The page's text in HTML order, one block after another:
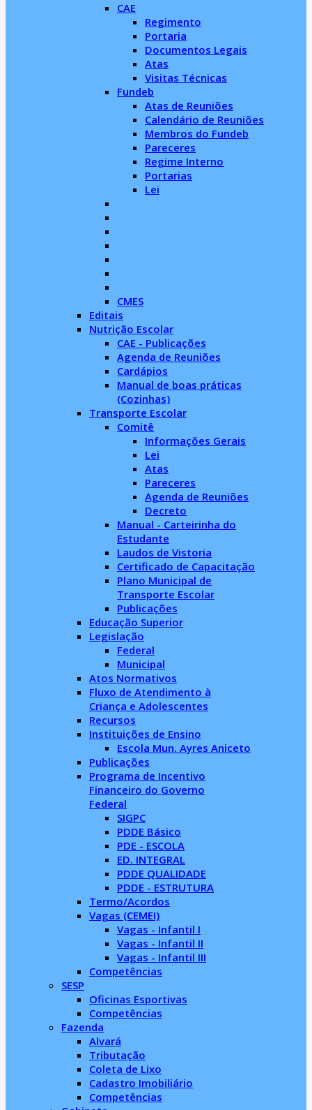
CAE
Regimento
Portaria
Documentos Legais
Atas
Visitas Técnicas
Fundeb
Atas de Reuniões
Calendário de Reuniões
Membros do Fundeb
Pareceres
Regime Interno
Portarias
Lei
CMES
Editais
Nutrição Escolar
CAE - Publicações
Agenda de Reuniões
Cardápios
Manual de boas práticas
(Cozinhas)
Transporte Escolar
Comitê
Informações Gerais
Lei
Atas
Pareceres
Agenda de Reuniões
Decreto
Manual - Carteirinha do
Estudante
Laudos de Vistoria
Certificado de Capacitação
Plano Municipal de
Transporte Escolar
Publicações
Educação Superior
Legislação
Federal
Municipal
Atos Normativos
Fluxo de Atendimento à
Criança e Adolescentes
Recursos
Instituições de Ensino
Escola Mun. Ayres Aniceto
Publicações
Programa de Incentivo
Financeiro do Governo
Federal
SIGPC
PDDE Básico
PDE - ESCOLA
ED. INTEGRAL
PDDE QUALIDADE
PDDE - ESTRUTURA
Termo/Acordos
Vagas (CEMEI)
Vagas - Infantil I
Vagas - Infantil II
Vagas - Infantil III
Competências
SESP
Oficinas Esportivas
Competências
Fazenda
Alvará
Tributação
Coleta de Lixo
Cadastro Imobiliário
Competências